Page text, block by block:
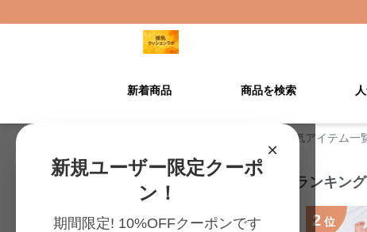
新着商品 商品を検索
×
新規ユーザー限定クーポ
ン！
期間限定! 10%OFFクーポンです
人気アイテム一
授乳クッションの人気ランキング
1 位 2 位